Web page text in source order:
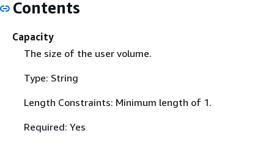
Contents
Capacity
The size of the user volume.
Type: String
Length Constraints: Minimum length of 1.
Required: Yes